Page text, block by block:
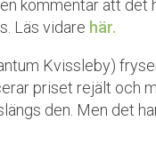
kommentar att det
Läs vidare här.
Kvissleby)
priset rejält och
den. Men det